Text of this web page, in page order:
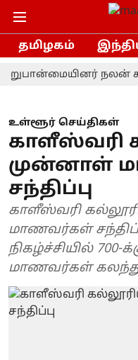
தமிழகம்
நலன் காக்க
உள்ளூர் செய்திகள்
காளீஸ்வரி
முன்னாள்
சந்திப்பு
காளீஸ்வரி
மாணவர்கள்
நிகழ்ச்சியில்
மாணவர்கள்